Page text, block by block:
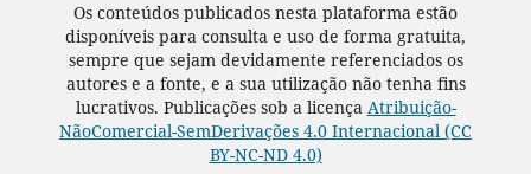
Os conteúdos publicados nesta plataforma estão
disponíveis para consulta e uso de forma gratuita,
sempre que sejam devidamente referenciados os
autores e a fonte, e a sua utilização não tenha fins
lucrativos. Publicações sob a licença Atribuição-
NãoComercial-SemDerivações 4.0 Internacional (CC
BY-NC-ND 4.0)